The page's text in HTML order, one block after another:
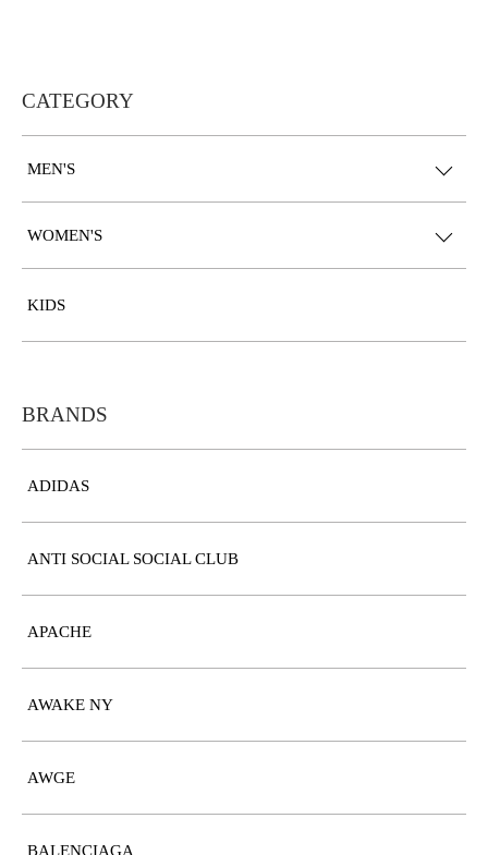
CATEGORY
MEN'S
WOMEN'S
KIDS
BRANDS
ADIDAS
ANTI SOCIAL SOCIAL CLUB
APACHE
AWAKE NY
AWGE
BALENCIAGA